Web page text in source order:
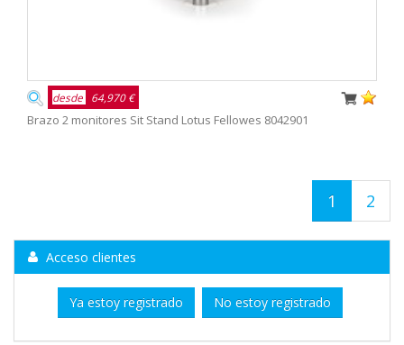
desde 64,970 €
Brazo 2 monitores Sit Stand Lotus Fellowes 8042901
1 2
Acceso clientes
Ya estoy registrado No estoy registrado